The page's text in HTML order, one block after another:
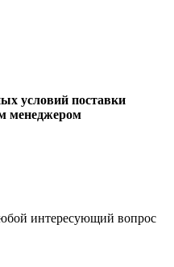
условий поставки
менеджером
интересующий вопрос